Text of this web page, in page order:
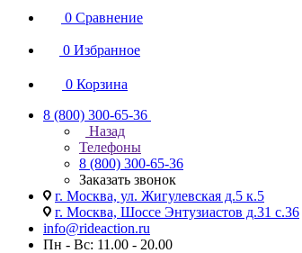
0 Сравнение
0 Избранное
0 Корзина
8 (800) 300-65-36
Назад
Телефоны
8 (800) 300-65-36
Заказать звонок
г. Москва, ул. Жигулевская д.5 к.5
г. Москва, Шоссе Энтузиастов д.31 с.36
info@rideaction.ru
Пн - Вс: 11.00 - 20.00